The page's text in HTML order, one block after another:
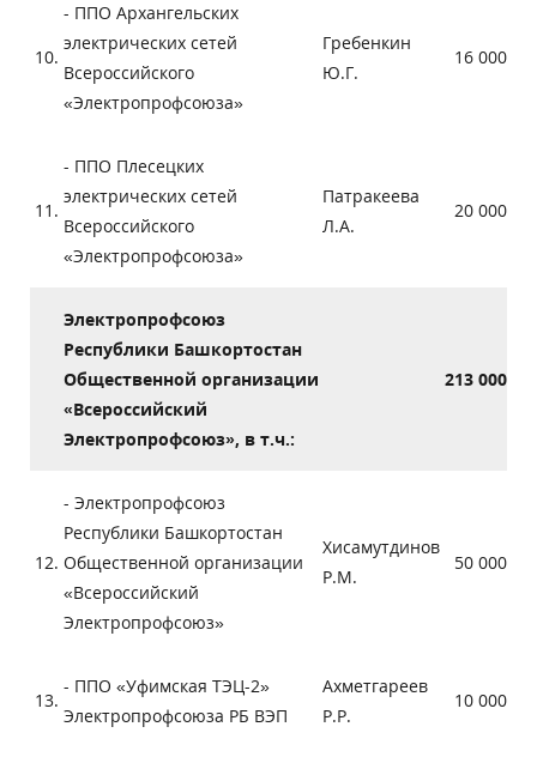
10.
- ППО Архангельских
электрических сетей
Всероссийского
«Электропрофсоюза»
Гребенкин
Ю.Г.
16 000
11.
- ППО Плесецких
электрических сетей
Всероссийского
«Электропрофсоюза»
Патракеева
Л.А.
20 000
Электропрофсоюз
Республики Башкортостан
Общественной организации
«Всероссийский
Электропрофсоюз», в т.ч.:
213 000
12.
- Электропрофсоюз
Республики Башкортостан
Общественной организации
«Всероссийский
Электропрофсоюз»
Хисамутдинов
Р.М.
50 000
13.
- ППО «Уфимская ТЭЦ-2»
Электропрофсоюза РБ ВЭП
Ахметгареев
Р.Р.
10 000